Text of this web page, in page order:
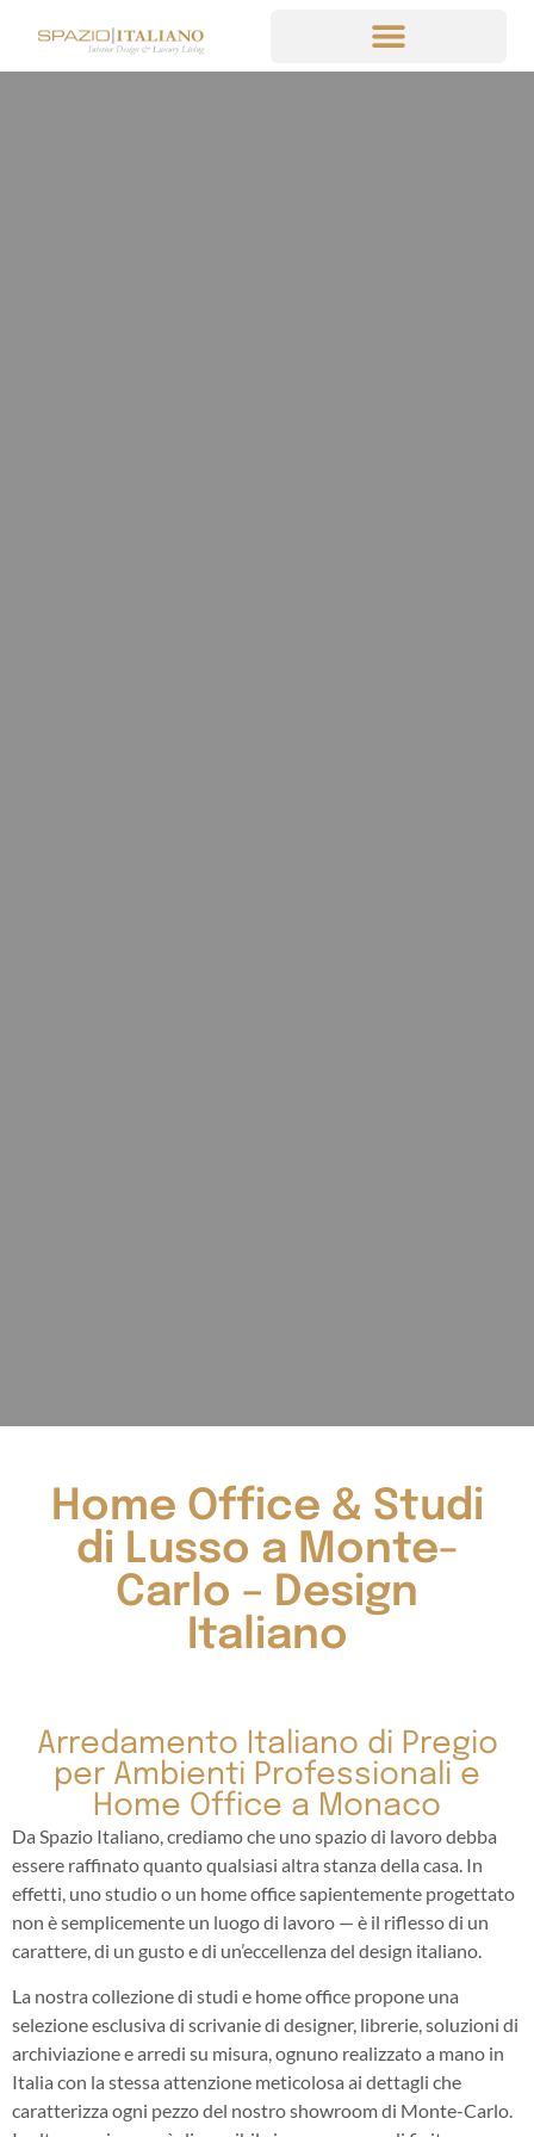
Home Office & Studi
di Lusso a Monte-
Carlo – Design
Italiano
Arredamento Italiano di Pregio
per Ambienti Professionali e
Home Office a Monaco
Da Spazio Italiano, crediamo che uno spazio di lavoro debba
essere raffinato quanto qualsiasi altra stanza della casa. In
effetti, uno studio o un home office sapientemente progettato
non è semplicemente un luogo di lavoro — è il riflesso di un
carattere, di un gusto e di un’eccellenza del design italiano.
La nostra collezione di studi e home office propone una
selezione esclusiva di scrivanie di designer, librerie, soluzioni di
archiviazione e arredi su misura, ognuno realizzato a mano in
Italia con la stessa attenzione meticolosa ai dettagli che
caratterizza ogni pezzo del nostro showroom di Monte-Carlo.